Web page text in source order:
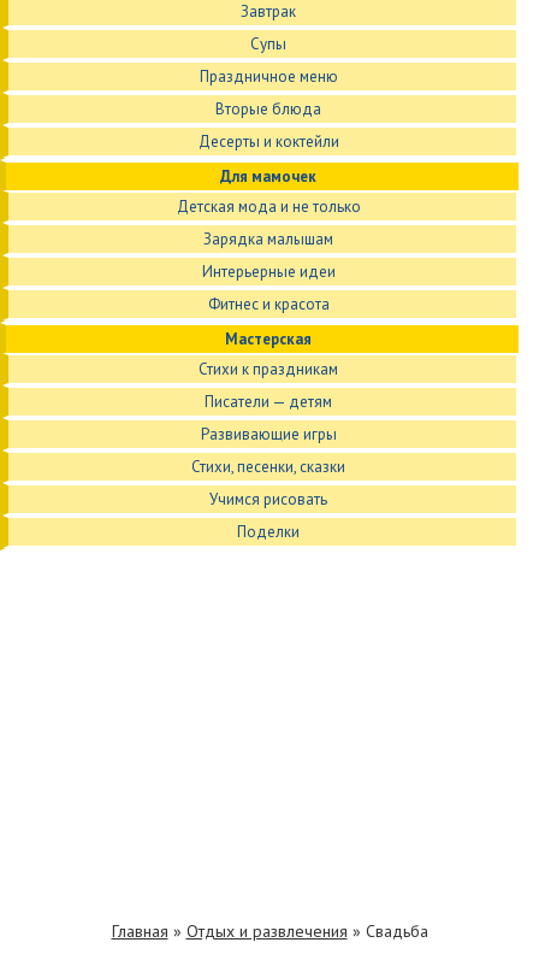
Завтрак
Супы
Праздничное меню
Вторые блюда
Десерты и коктейли
Для мамочек
Детская мода и не только
Зарядка малышам
Интерьерные идеи
Фитнес и красота
Мастерская
Стихи к праздникам
Писатели — детям
Развивающие игры
Стихи, песенки, сказки
Учимся рисовать
Поделки
Главная » Отдых и развлечения » Свадьба